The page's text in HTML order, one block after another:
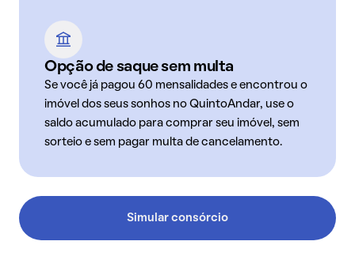
Opção de saque sem multa
Se você já pagou 60 mensalidades e encontrou o
imóvel dos seus sonhos no QuintoAndar, use o
saldo acumulado para comprar seu imóvel, sem
sorteio e sem pagar multa de cancelamento.
Simular consórcio